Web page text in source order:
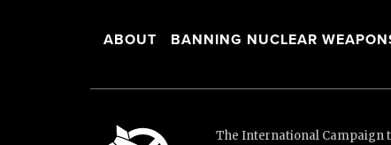
ABOUT BANNING NUCLEAR
The International Campaign